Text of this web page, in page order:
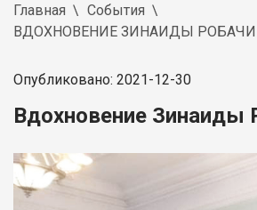
Главная
События
ВДОХНОВЕНИЕ ЗИНАИДЫ
Опубликовано: 2021-12-30
Вдохновение Зинаиды